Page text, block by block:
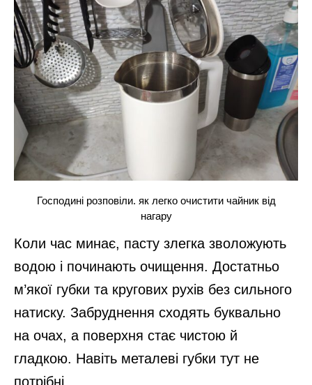
Господині розповіли. як легко очистити чайник від
нагару
Коли час минає, пасту злегка зволожують
водою і починають очищення. Достатньо
м’якої губки та кругових рухів без сильного
натиску. Забруднення сходять буквально
на очах, а поверхня стає чистою й
гладкою. Навіть металеві губки тут не
потрібні.